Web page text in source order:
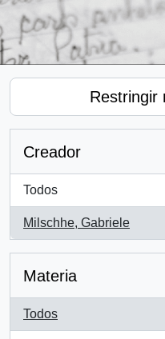
Restringir
Creador
Todos
Milschhe, Gabriele
, 1 resultados
Materia
Todos